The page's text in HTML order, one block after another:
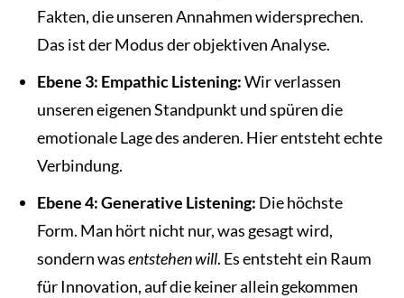
Fakten, die unseren Annahmen widersprechen.
Das ist der Modus der objektiven Analyse.
Ebene 3: Empathic Listening:Wir verlassen
unseren eigenen Standpunkt und spüren die
emotionale Lage des anderen. Hier entsteht echte
Verbindung.
Ebene 4: Generative Listening: Die höchste
Form. Man hört nicht nur, was gesagt wird,
sondern wasentstehen will. Es entsteht ein Raum
für Innovation, auf die keiner allein gekommen